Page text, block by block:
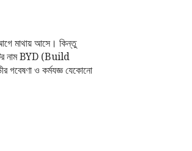
আগে মাথায় আসে। কিন্তু
নাম BYD (Build
গবেষণা ও কর্মযজ্ঞ যেকোনো